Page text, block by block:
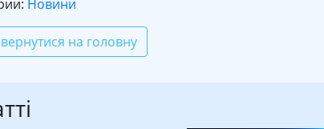
Новини
на головну